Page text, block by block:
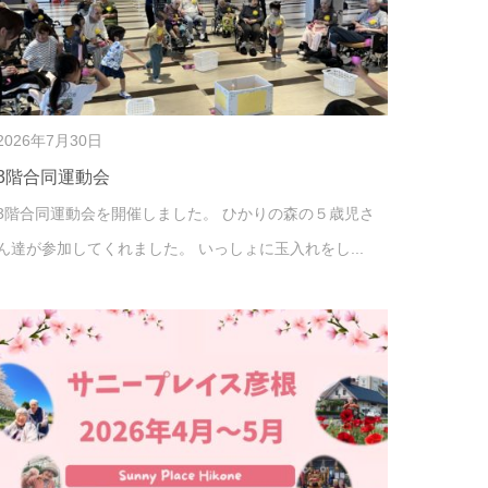
年7月30日
階合同運動会
階合同運動会を開催しました。 ひかりの森の５歳児さ
達が参加してくれました。 いっしょに玉入れをし...